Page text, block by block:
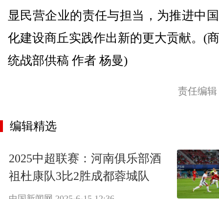
显民营企业的责任与担当，为推进中
化建设商丘实践作出新的更大贡献。(
统战部供稿 作者 杨曼)
责任编
编辑精选
2025中超联赛：河南俱乐部酒
祖杜康队3比2胜成都蓉城队